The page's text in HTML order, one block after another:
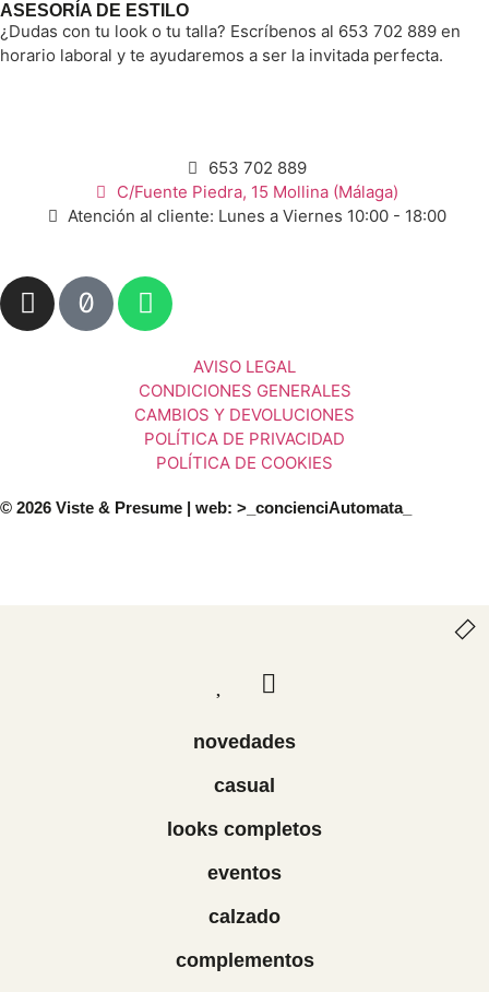
ASESORÍA DE ESTILO
¿Dudas con tu look o tu talla? Escríbenos al 653 702 889 en
horario laboral y te ayudaremos a ser la invitada perfecta.
653 702 889
C/Fuente Piedra, 15 Mollina (Málaga)
Atención al cliente: Lunes a Viernes 10:00 - 18:00
AVISO LEGAL
CONDICIONES GENERALES
CAMBIOS Y DEVOLUCIONES
POLÍTICA DE PRIVACIDAD
POLÍTICA DE COOKIES
© 2026 Viste & Presume | web: >_concienciAutomata_
novedades
casual
looks completos
eventos
calzado
complementos